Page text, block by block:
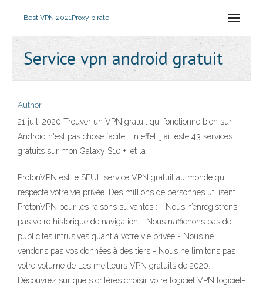
Best VPN 2021Proxy pirate
Service vpn android gratuit
Author
21 juil. 2020 Trouver un VPN gratuit qui fonctionne bien sur
Android n'est pas chose facile. En effet, j'ai testé 43 services
gratuits sur mon Galaxy S10 +, et la
ProtonVPN est le SEUL service VPN gratuit au monde qui
respecte votre vie privée. Des millions de personnes utilisent
ProtonVPN pour les raisons suivantes : - Nous n’enregistrons
pas votre historique de navigation - Nous n’affichons pas de
publicités intrusives quant à votre vie privée - Nous ne
vendons pas vos données à des tiers - Nous ne limitons pas
votre volume de Les meilleurs VPN gratuits de 2020.
Découvrez sur quels critères choisir votre logiciel VPN logiciel-